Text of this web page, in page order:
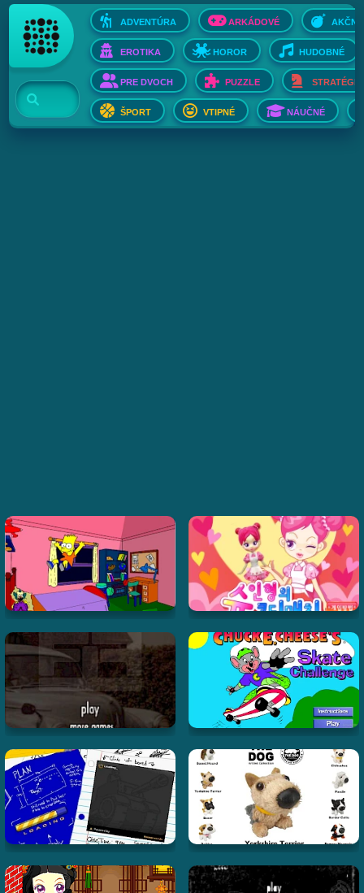
ADVENTÚRA ARKÁDOVÉ AKČNÉ
EROTIKA HOROR HUDOBNÉ
PRE DVOCH PUZZLE STRATÉGIE
ŠPORT VTIPNÉ NÁUČNÉ